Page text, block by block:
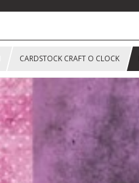
CARDSTOCK CRAFT O CLOCK